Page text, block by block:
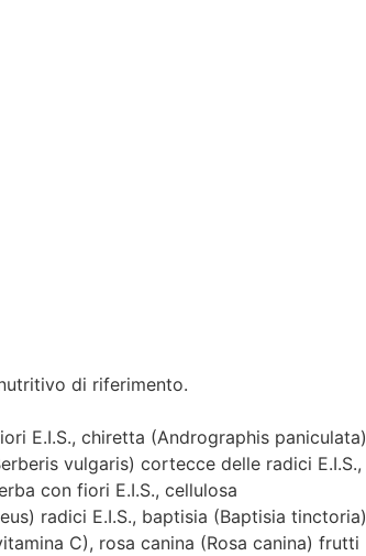
di riferimento.
E.I.S., chiretta (Andrographis paniculata)
vulgaris) cortecce delle radici E.I.S.,
con fiori E.I.S., cellulosa
radici E.I.S., baptisia (Baptisia tinctoria)
C), rosa canina (Rosa canina) frutti